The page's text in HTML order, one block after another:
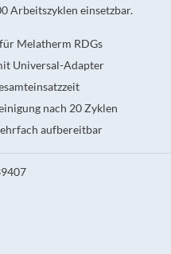
Arbeitszyklen einsetzbar.
Melatherm RDGs
Universal-Adapter
nach 20 Zyklen
aufbereitbar